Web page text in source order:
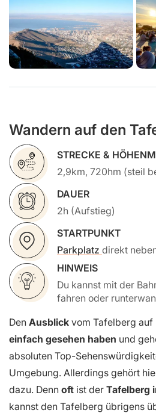
Wandern auf den
STRECKE &
2,9km, 720hm (steil
DAUER
2h (Aufstieg)
STARTPUNKT
Parkplatz direkt
HINWEIS
Du kannst mit der
fahren oder
Den Ausblick vom Tafelberg auf
einfach gesehen haben und
absoluten Top-
Umgebung. Allerdings gehört
dazu. Denn oft ist der Tafelberg
kannst den Tafelberg übrigens